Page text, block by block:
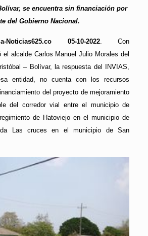
se encuentra sin financiación por
del Gobierno Nacional.
Noticias625.co 05-10-2022. Con
el alcalde Carlos Manuel Julio Morales del
– Bolívar, la respuesta del INVIAS,
entidad, no cuenta con los recursos
del proyecto de mejoramiento
del corredor vial entre el municipio de
de Hatoviejo en el municipio de
Las cruces en el municipio de San